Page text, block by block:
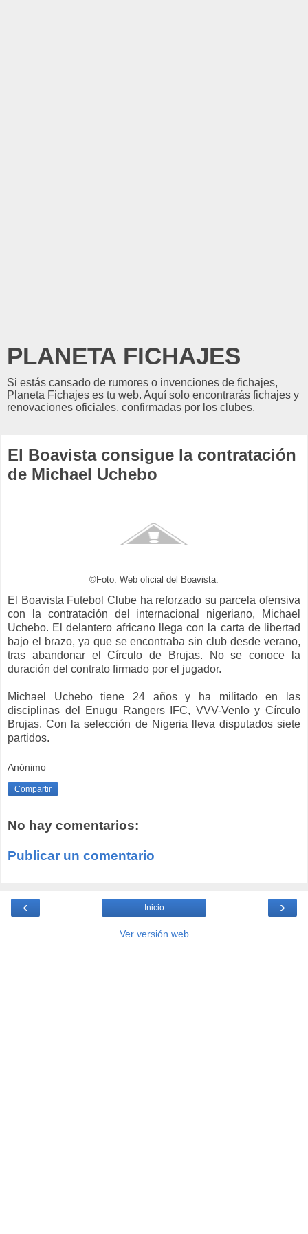
PLANETA FICHAJES
Si estás cansado de rumores o invenciones de fichajes,
Planeta Fichajes es tu web. Aquí solo encontrarás fichajes y
renovaciones oficiales, confirmadas por los clubes.
El Boavista consigue la contratación
de Michael Uchebo
©Foto: Web oficial del Boavista.
El Boavista Futebol Clube ha reforzado su parcela ofensiva
con la contratación del internacional nigeriano, Michael
Uchebo. El delantero africano llega con la carta de libertad
bajo el brazo, ya que se encontraba sin club desde verano,
tras abandonar el Círculo de Brujas. No se conoce la
duración del contrato firmado por el jugador.
Michael Uchebo tiene 24 años y ha militado en las
disciplinas del Enugu Rangers IFC, VVV-Venlo y Círculo
Brujas. Con la selección de Nigeria lleva disputados siete
partidos.
Anónimo
Compartir
No hay comentarios:
Publicar un comentario
‹ ›
Inicio
Ver versión web